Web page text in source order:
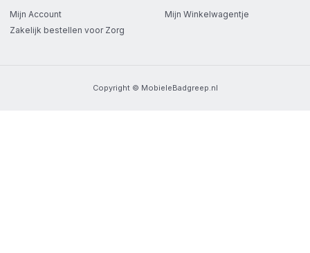
Mijn Account
Zakelijk bestellen voor Zorg
Mijn Winkelwagentje
Copyright © MobieleBadgreep.nl